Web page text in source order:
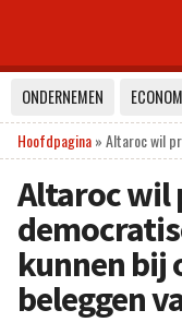
ONDERNEMEN
Hoofdpagina»Altaroc wil
Altaroc wil
kunnen bij
beleggen